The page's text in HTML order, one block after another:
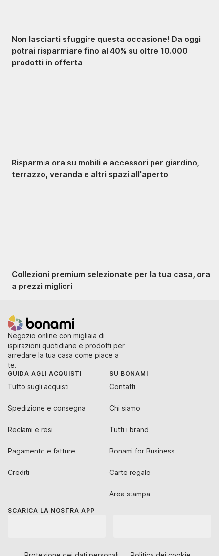
Non lasciarti sfuggire questa occasione! Da oggi
potrai risparmiare fino al 40% su oltre 10.000
prodotti in offerta
Risparmia ora su mobili e accessori per giardino,
terrazzo, veranda e altri spazi all'aperto
Collezioni premium selezionate per la tua casa, ora
a prezzi migliori
Negozio online con migliaia di
ispirazioni quotidiane e prodotti per
arredare la tua casa come piace a
te.
GUIDA AGLI ACQUISTI
Tutto sugli acquisti
Spedizione e consegna
Reclami e resi
Pagamento e fatture
Crediti
SU BONAMI
Contatti
Chi siamo
Tutti i brand
Bonami for Business
Carte regalo
Area stampa
SCARICA LA NOSTRA APP